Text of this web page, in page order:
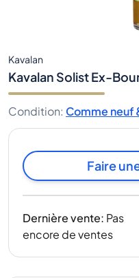
Kavalan
Kavalan Solist Ex-
Condition: Comme neuf
Faire
Dernière vente: Pas
encore de ventes